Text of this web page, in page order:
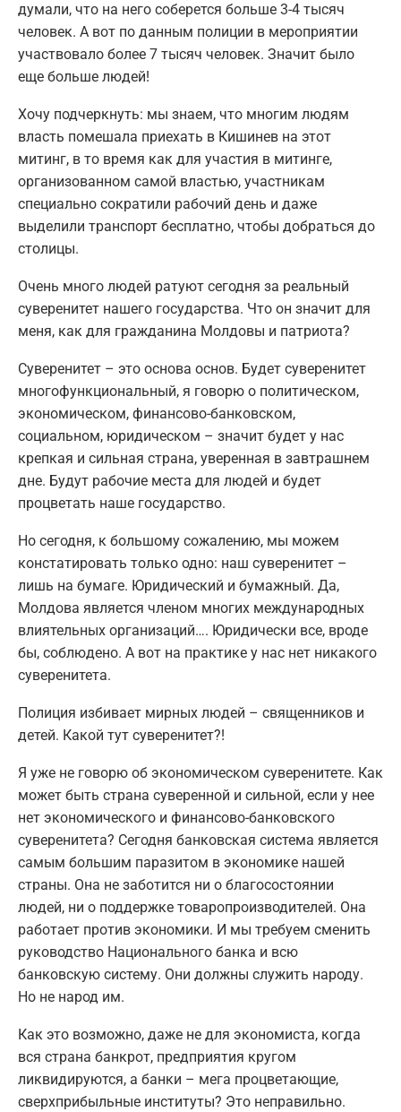
думали, что на него соберется больше 3-4 тысяч
человек. А вот по данным полиции в мероприятии
участвовало более 7 тысяч человек. Значит было
еще больше людей!
Хочу подчеркнуть: мы знаем, что многим людям
власть помешала приехать в Кишинев на этот
митинг, в то время как для участия в митинге,
организованном самой властью, участникам
специально сократили рабочий день и даже
выделили транспорт бесплатно, чтобы добраться до
столицы.
Очень много людей ратуют сегодня за реальный
суверенитет нашего государства. Что он значит для
меня, как для гражданина Молдовы и патриота?
Суверенитет – это основа основ. Будет суверенитет
многофункциональный, я говорю о политическом,
экономическом, финансово-банковском,
социальном, юридическом – значит будет у нас
крепкая и сильная страна, уверенная в завтрашнем
дне. Будут рабочие места для людей и будет
процветать наше государство.
Но сегодня, к большому сожалению, мы можем
констатировать только одно: наш суверенитет –
лишь на бумаге. Юридический и бумажный. Да,
Молдова является членом многих международных
влиятельных организаций…. Юридически все, вроде
бы, соблюдено. А вот на практике у нас нет никакого
суверенитета.
Полиция избивает мирных людей – священников и
детей. Какой тут суверенитет?!
Я уже не говорю об экономическом суверенитете. Как
может быть страна суверенной и сильной, если у нее
нет экономического и финансово-банковского
суверенитета? Сегодня банковская система является
самым большим паразитом в экономике нашей
страны. Она не заботится ни о благосостоянии
людей, ни о поддержке товаропроизводителей. Она
работает против экономики. И мы требуем сменить
руководство Национального банка и всю
банковскую систему. Они должны служить народу.
Но не народ им.
Как это возможно, даже не для экономиста, когда
вся страна банкрот, предприятия кругом
ликвидируются, а банки – мега процветающие,
сверхприбыльные институты? Это неправильно.